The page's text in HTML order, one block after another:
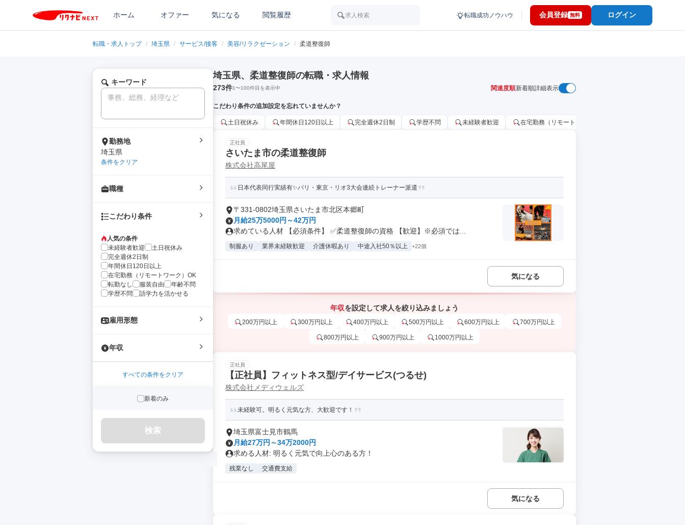
ホーム オファー 気になる 閲覧履歴 求人検索 転職成功ノウハウ 会員登録 無料 ログイン
転職・求人トップ / 埼玉県 / サービス/接客 / 美容/リラクゼーション / 柔道整復師
キーワード
勤務地
埼玉県
条件をクリア
職種
こだわり条件
人気の条件
未経験者歓迎
土日祝休み
完全週休2日制
年間休日120日以上
在宅勤務（リモートワーク）OK
転勤なし
服装自由
年齢不問
学歴不問
語学力を活かせる
雇用形態
年収
すべての条件をクリア
新着のみ
検索
埼玉県、柔道整復師の転職・求人情報
273件1〜100件目を表示中 関連度順新着順詳細表示
こだわり条件の追加設定を忘れていませんか？
土日祝休み 年間休日120日以上 完全週休2日制 学歴不問 未経験者歓迎 在宅勤務（リモートワーク）OK
正社員
さいたま市の柔道整復師
株式会社高尾屋
日本代表同行実績有✨パリ・東京・リオ3大会連続トレーナー派遣
〒331-0802埼玉県さいたま市北区本郷町
月給25万5000円～42万円
求めている人材 【必須条件】 ✅柔道整復師の資格 【歓迎】※必須では...
制服あり 業界未経験歓迎 介護休暇あり 中途入社50％以上 +22個
気になる
年収を設定して求人を絞り込みましょう
200万円以上 300万円以上 400万円以上 500万円以上 600万円以上 700万円以上
800万円以上 900万円以上 1000万円以上
正社員
【正社員】フィットネス型/デイサービス(つるせ)
株式会社メディウェルズ
未経験可。明るく元気な方、大歓迎です！
埼玉県富士見市鶴馬
月給27万円～34万2000円
求める人材: 明るく元気で向上心のある方！
残業なし 交通費支給
気になる